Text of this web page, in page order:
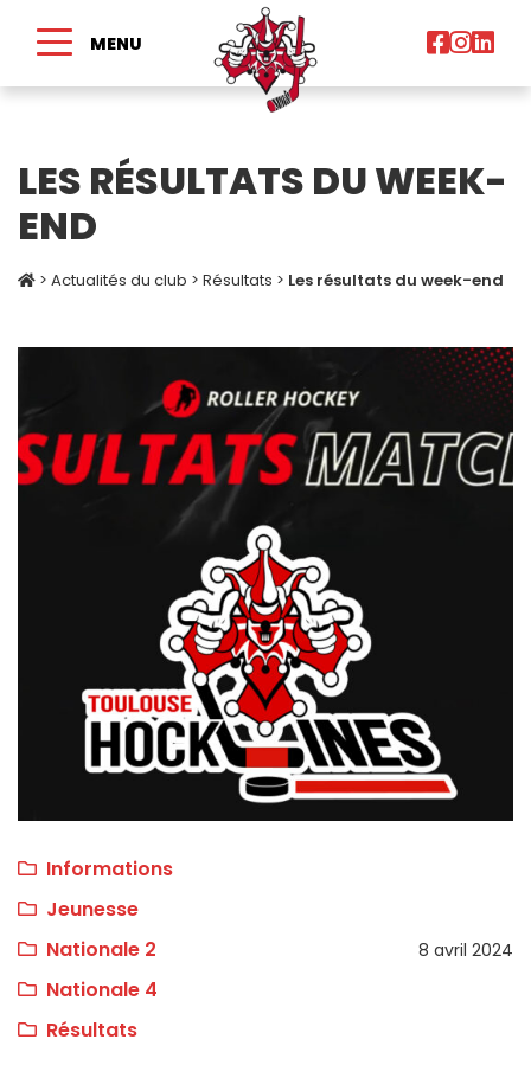
MENU
LES RÉSULTATS DU WEEK-
END
> Actualités du club > Résultats > Les résultats du week-end
Informations
Jeunesse
Nationale 2
Nationale 4
Résultats
8 avril 2024